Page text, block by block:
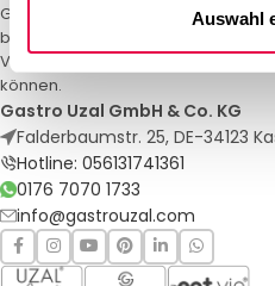
Auswahl
Gastro Uzal – Ihr Spezialist für
bieten maßgeschneiderte
Veranstaltungen. Qualität und
können.
Gastro Uzal GmbH & Co. KG
Falderbaumstr. 25, DE-34123
Hotline: 056131741361
0176 7070 1733
info@gastrouzal.com